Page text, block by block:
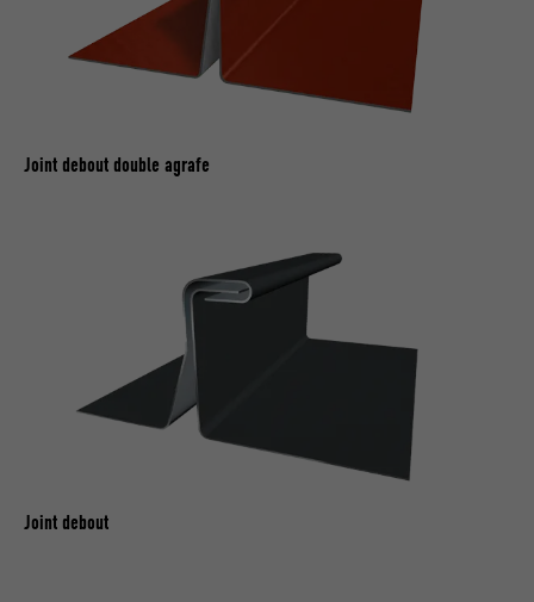
Joint debout double agrafe
Joint debout